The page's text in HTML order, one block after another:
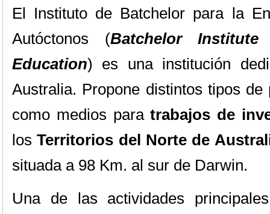
El Instituto de Batchelor para la
Autóctonos (Batchelor
Education) es una institución
Australia. Propone distintos tipos de
como medios paratrabajos de
losTerritorios del Norte de
situada a 98 Km. al sur de Darwin.
Una de las actividades